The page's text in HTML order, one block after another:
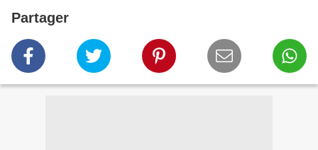
Partager